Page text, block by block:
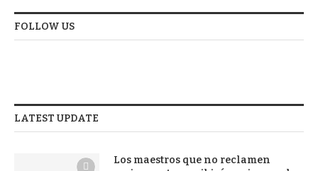
FOLLOW US
LATEST UPDATE
Los maestros que no reclamen